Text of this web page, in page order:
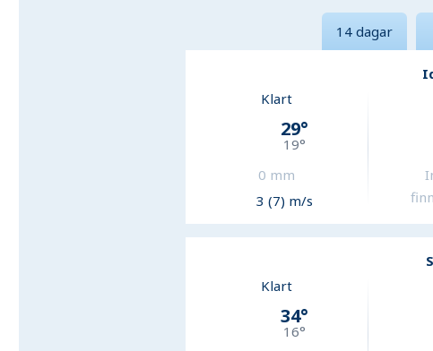
14 dagar
Klart
29°
19°
0 mm
3 (7) m/s
Klart
34°
16°